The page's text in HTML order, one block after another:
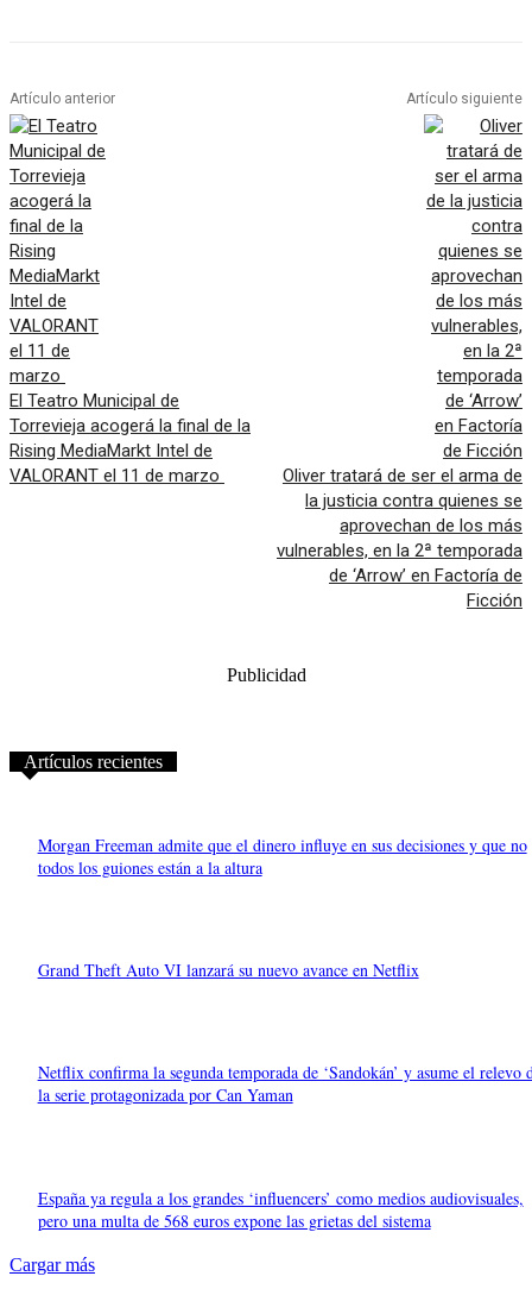
Artículo anterior
El Teatro Municipal de
Torrevieja acogerá la final de la
Rising MediaMarkt Intel de
VALORANT el 11 de marzo
Artículo siguiente
Oliver tratará de ser el arma de
la justicia contra quienes se
aprovechan de los más
vulnerables, en la 2ª temporada
de ‘Arrow’ en Factoría de
Ficción
Publicidad
Artículos recientes
Morgan Freeman admite que el dinero influye en sus decisiones y que no
todos los guiones están a la altura
Grand Theft Auto VI lanzará su nuevo avance en Netflix
Netflix confirma la segunda temporada de ‘Sandokán’ y asume el relevo
la serie protagonizada por Can Yaman
España ya regula a los grandes ‘influencers’ como medios audiovisuales,
pero una multa de 568 euros expone las grietas del sistema
Cargar más